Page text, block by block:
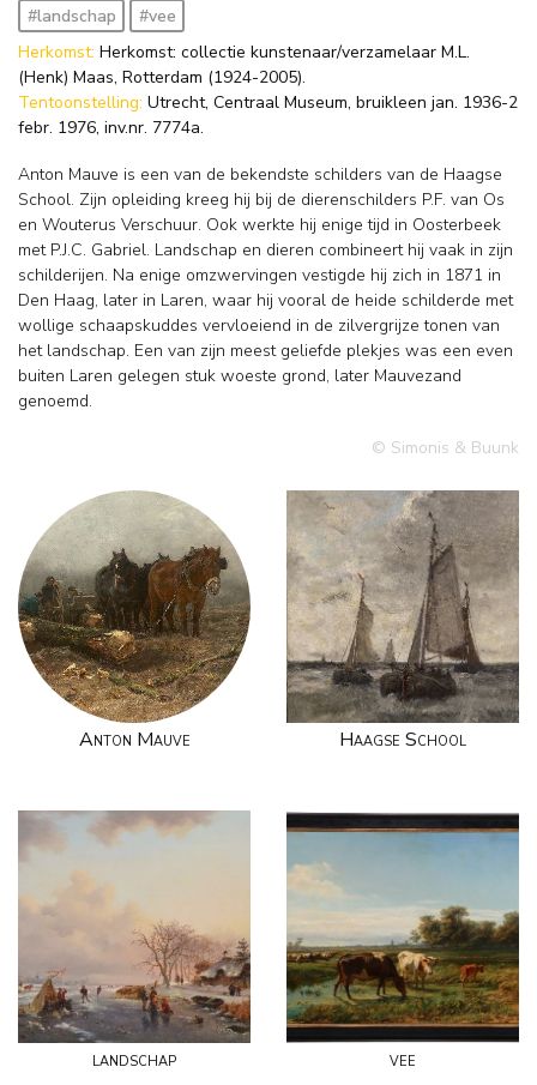
#landschap
#vee
Herkomst: Herkomst: collectie kunstenaar/verzamelaar M.L.
(Henk) Maas, Rotterdam (1924-2005).
Tentoonstelling: Utrecht, Centraal Museum, bruikleen jan. 1936-2
febr. 1976, inv.nr. 7774a.
Anton Mauve is een van de bekendste schilders van de Haagse
School. Zijn opleiding kreeg hij bij de dierenschilders P.F. van Os
en Wouterus Verschuur. Ook werkte hij enige tijd in Oosterbeek
met P.J.C. Gabriel. Landschap en dieren combineert hij vaak in zijn
schilderijen. Na enige omzwervingen vestigde hij zich in 1871 in
Den Haag, later in Laren, waar hij vooral de heide schilderde met
wollige schaapskuddes vervloeiend in de zilvergrijze tonen van
het landschap. Een van zijn meest geliefde plekjes was een even
buiten Laren gelegen stuk woeste grond, later Mauvezand
genoemd.
© Simonis & Buunk
Anton Mauve Haagse School
landschap vee